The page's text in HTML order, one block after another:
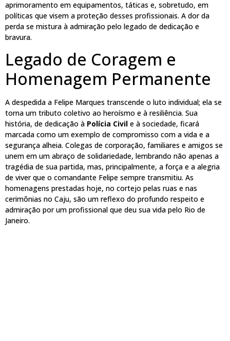
aprimoramento em equipamentos, táticas e, sobretudo, em
políticas que visem a proteção desses profissionais. A dor da
perda se mistura à admiração pelo legado de dedicação e
bravura.
Legado de Coragem e
Homenagem Permanente
A despedida a Felipe Marques transcende o luto individual; ela se
torna um tributo coletivo ao heroísmo e à resiliência. Sua
história, de dedicação à Polícia Civil e à sociedade, ficará
marcada como um exemplo de compromisso com a vida e a
segurança alheia. Colegas de corporação, familiares e amigos se
unem em um abraço de solidariedade, lembrando não apenas a
tragédia de sua partida, mas, principalmente, a força e a alegria
de viver que o comandante Felipe sempre transmitiu. As
homenagens prestadas hoje, no cortejo pelas ruas e nas
cerimônias no Caju, são um reflexo do profundo respeito e
admiração por um profissional que deu sua vida pelo Rio de
Janeiro.